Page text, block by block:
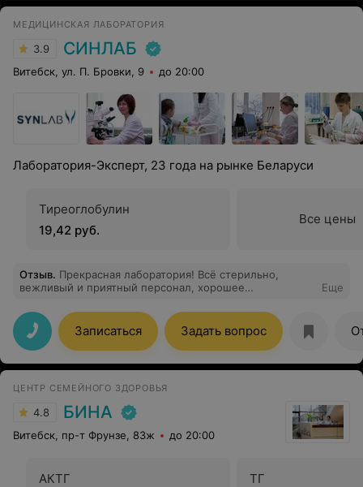
МЕДИЦИНСКАЯ ЛАБОРАТОРИЯ
3.9 СИНЛАБ
Витебск, ул. П. Бровки, 9 до 20:00
Лаборатория-Эксперт, 23 года на рынке Беларуси
Тиреоглобулин
19,42 руб.
Все цены
Отзыв. Прекрасная лаборатория! Всё стерильно,
вежливый и приятный персонал, хорошее
Еще
Записаться Задать вопрос
ЦЕНТР СЕМЕЙНОГО ЗДОРОВЬЯ
4.8 БИНА
Витебск, пр-т Фрунзе, 83ж до 20:00
АКТГ
ТГ